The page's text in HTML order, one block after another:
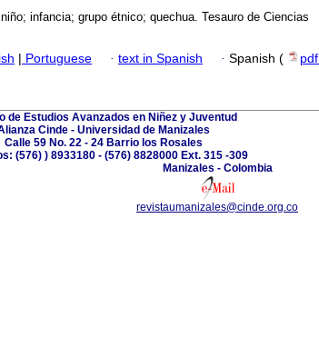
infancia; grupo étnico; quechua. Tesauro de Ciencias
| Portuguese · text in Spanish · Spanish ( pdf
de Estudios Avanzados en Niñez y Juventud
Cinde - Universidad de Manizales
Calle 59 No. 22 - 24 Barrio los Rosales
(576) ) 8933180 - (576) 8828000 Ext. 315 -309
Manizales - Colombia
revistaumanizales@cinde.org.co